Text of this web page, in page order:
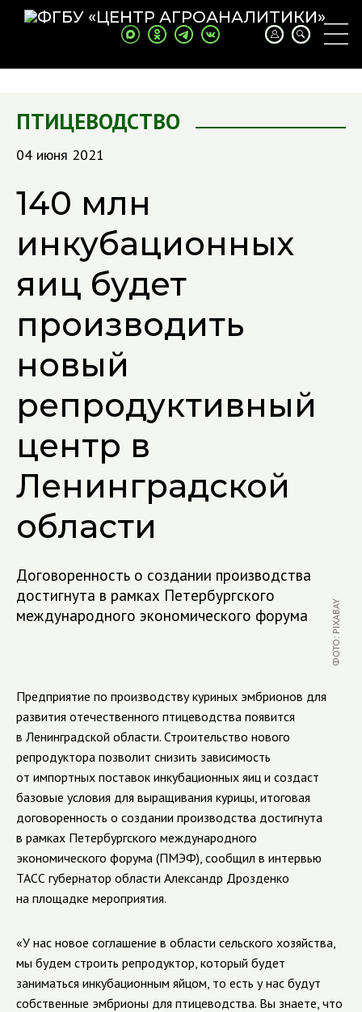
ПТИЦЕВОДСТВО
04 июня 2021
140 млн
инкубационных
яиц будет
производить
новый
репродуктивный
центр в
Ленинградской
области
Договоренность о создании производства
достигнута в рамках Петербургского
международного экономического форума
ФОТО: PIXABAY
Предприятие по производству куриных эмбрионов для
развития отечественного птицеводства появится
в Ленинградской области. Строительство нового
репродуктора позволит снизить зависимость
от импортных поставок инкубационных яиц и создаст
базовые условия для выращивания курицы, итоговая
договоренность о создании производства достигнута
в рамках Петербургского международного
экономического форума (ПМЭФ), сообщил в интервью
ТАСС губернатор области Александр Дрозденко
на площадке мероприятия.
«У нас новое соглашение в области сельского хозяйства,
мы будем строить репродуктор, который будет
заниматься инкубационным яйцом, то есть у нас будут
собственные эмбрионы для птицеводства. Вы знаете, что